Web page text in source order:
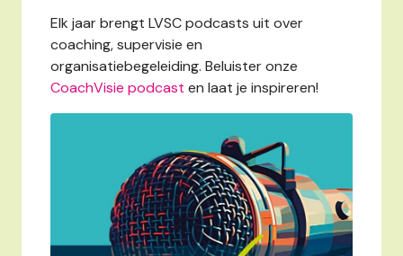
Elk jaar brengt LVSC podcasts uit over
coaching, supervisie en
organisatiebegeleiding. Beluister onze
CoachVisie podcast en laat je inspireren!